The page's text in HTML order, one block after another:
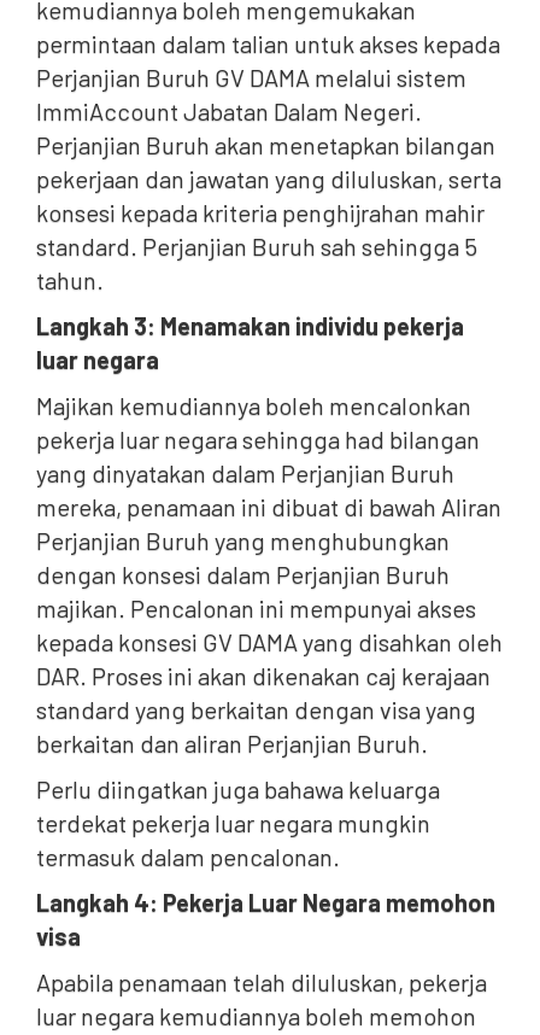
kemudiannya boleh mengemukakan
permintaan dalam talian untuk akses kepada
Perjanjian Buruh GV DAMA melalui sistem
ImmiAccount Jabatan Dalam Negeri.
Perjanjian Buruh akan menetapkan bilangan
pekerjaan dan jawatan yang diluluskan, serta
konsesi kepada kriteria penghijrahan mahir
standard. Perjanjian Buruh sah sehingga 5
tahun.
Langkah 3: Menamakan individu pekerja
luar negara
Majikan kemudiannya boleh mencalonkan
pekerja luar negara sehingga had bilangan
yang dinyatakan dalam Perjanjian Buruh
mereka, penamaan ini dibuat di bawah Aliran
Perjanjian Buruh yang menghubungkan
dengan konsesi dalam Perjanjian Buruh
majikan. Pencalonan ini mempunyai akses
kepada konsesi GV DAMA yang disahkan oleh
DAR. Proses ini akan dikenakan caj kerajaan
standard yang berkaitan dengan visa yang
berkaitan dan aliran Perjanjian Buruh.
Perlu diingatkan juga bahawa keluarga
terdekat pekerja luar negara mungkin
termasuk dalam pencalonan.
Langkah 4: Pekerja Luar Negara memohon
visa
Apabila penamaan telah diluluskan, pekerja
luar negara kemudiannya boleh memohon